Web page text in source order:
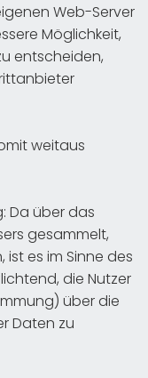
Web-Server
Möglichkeit,
entscheiden,
weitaus
Da über das
gesammelt,
es im Sinne des
die Nutzer
über die
Daten zu